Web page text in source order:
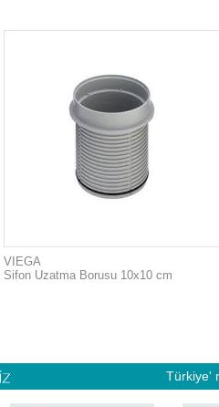
VIEGA
Sifon Uzatma Borusu 10x10 cm
Türkiye'